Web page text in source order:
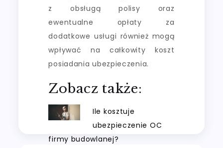
z obsługą polisy oraz
ewentualne opłaty za
dodatkowe usługi również mogą
wpływać na całkowity koszt
posiadania ubezpieczenia.
Zobacz także:
Ile kosztuje
ubezpieczenie OC
firmy budowlanej?